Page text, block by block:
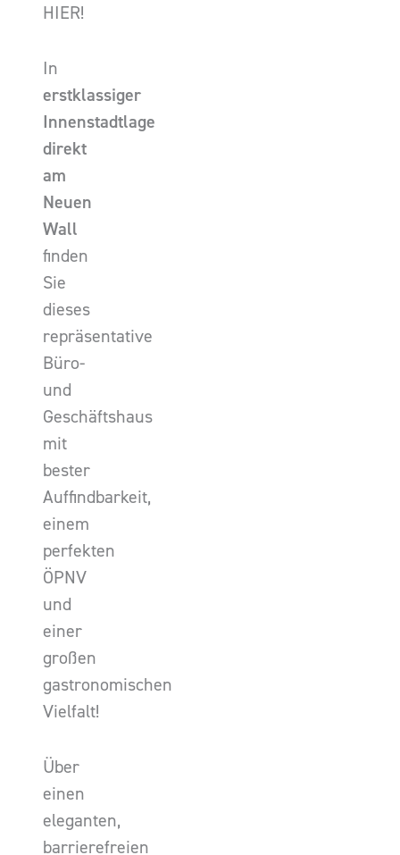
HIER!
In
erstklassiger
Innenstadtlage
direkt
am
Neuen
Wall
finden
Sie
dieses
repräsentative
Büro-
und
Geschäftshaus
mit
bester
Auffindbarkeit,
einem
perfekten
ÖPNV
und
einer
großen
gastronomischen
Vielfalt!
Über
einen
eleganten,
barrierefreien